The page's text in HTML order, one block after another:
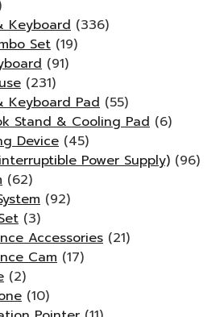
Keyboard (336)
Set (19)
(91)
(231)
Keyboard Pad (55)
Stand & Cooling Pad (6)
Device (45)
Power Supply) (96)
(62)
(92)
(3)
Accessories (21)
Cam (17)
(2)
(10)